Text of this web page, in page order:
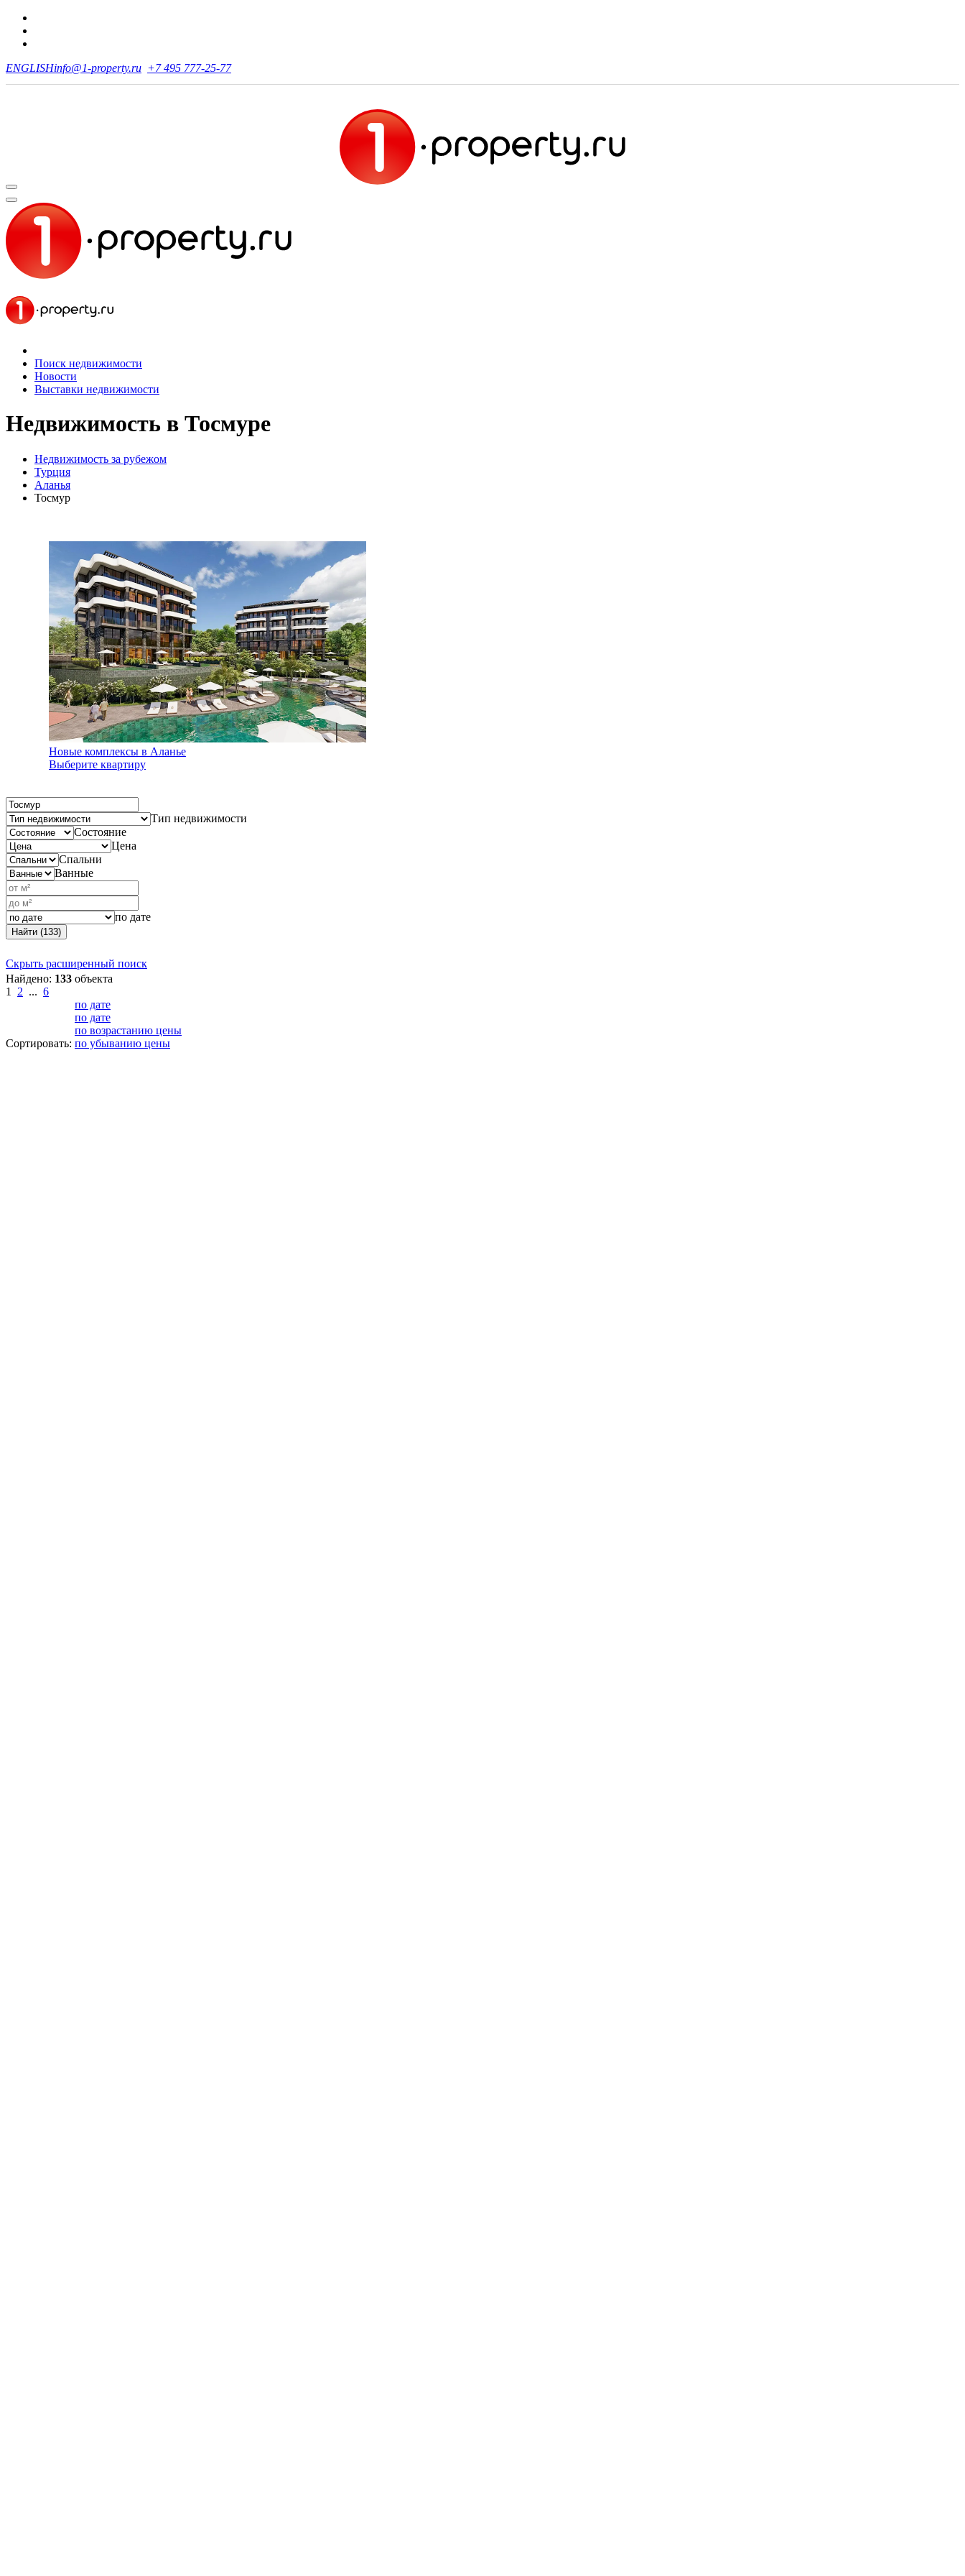
ENGLISHinfo@1-property.ru +7 495 777-25-77
Поиск недвижимости
Новости
Выставки недвижимости
Недвижимость в Тосмуре
Недвижимость за рубежом
Турция
Аланья
Тосмур
Новые комплексы в Аланье
Выберите квартиру
Тип недвижимости
Состояние
Цена
Спальни
Ванные
по дате
Найти (133)
Скрыть расширенный поиск
Найдено: 133 объекта
1
2 ... 6
Сортировать:
по дате
по дате
по возрастанию цены
по убыванию цены